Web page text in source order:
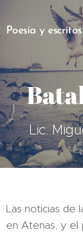
Poesía y escritos
Lic.
Las noticias de
en Atenas, y el